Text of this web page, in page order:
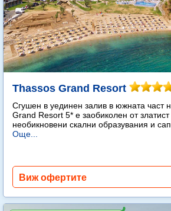
Thassos Grand Resort
Сгушен в уединен залив в южната част
Grand Resort 5* е заобиколен от златист
необикновени скални образувания и
Още...
Виж офертите